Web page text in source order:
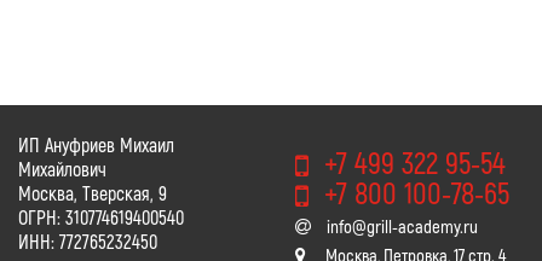
ИП Ануфриев Михаил
Михайлович
Москва, Тверская, 9
ОГРН: 310774619400540
ИНН: 772765232450
+7 499 322 95-54
+7 800 100-78-65
info@grill-academy.ru
Москва, Петровка, 17 стр. 4